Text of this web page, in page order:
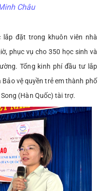
Châu
đặt trong khuôn viên nhà
phục vụ cho 350 học sinh và
Tổng kinh phí đầu tư lắp
vệ quyền trẻ em thành phố
(Hàn Quốc) tài trợ.